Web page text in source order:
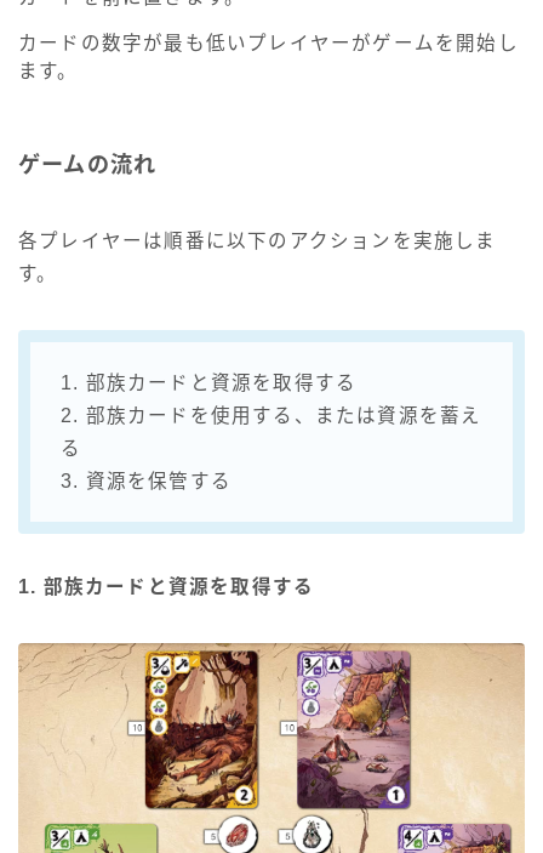
カードの数字が最も低いプレイヤーがゲームを開始し
ます。
ゲームの流れ
各プレイヤーは順番に以下のアクションを実施しま
す。
1. 部族カードと資源を取得する
2. 部族カードを使用する、または資源を蓄え
る
3. 資源を保管する
1. 部族カードと資源を取得する